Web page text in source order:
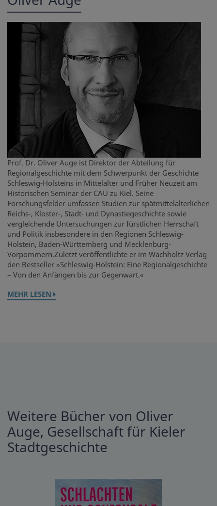
Prof. Dr. Oliver Auge ist Direktor der Abteilung für
Regionalgeschichte mit dem Schwerpunkt der Geschichte
Schleswig-Holsteins in Mittelalter und Früher Neuzeit am
Historischen Seminar der CAU zu Kiel. Seine
Forschungsfelder umfassen Studien zur spätmittelalterlichen
Reichs-, Kloster-, Stadt- und Dynastiegeschichte sowie
vergleichende Untersuchungen zur fürstlichen Herrschaft
und Politik insbesondere in den Regionen Schleswig-
Holstein, Baden-Württemberg und Mecklenburg-
Vorpommern.Zuletzt veröffentlichte er im Wachholtz Verlag
den Bestseller »Schleswig-Holstein: Eine Regionalgeschichte
– Von den Anfängen bis zur Gegenwart.«
MEHR LESEN
Weitere Bücher von Oliver
Auge, Gesellschaft für Kieler
Stadtgeschichte